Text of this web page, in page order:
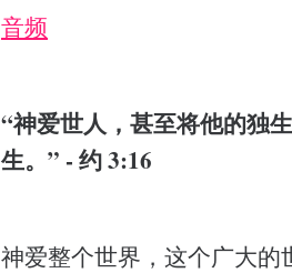
音频
“神爱世人，甚至将他的独
生。” - 约 3:16
神爱整个世界，这个广大